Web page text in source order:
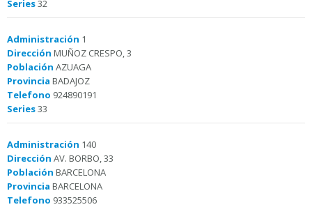
Series32
Administración 1
Dirección MUÑOZ CRESPO, 3
Población AZUAGA
Provincia BADAJOZ
Telefono 924890191
Series33
Administración 140
Dirección AV. BORBO, 33
Población BARCELONA
Provincia BARCELONA
Telefono 933525506